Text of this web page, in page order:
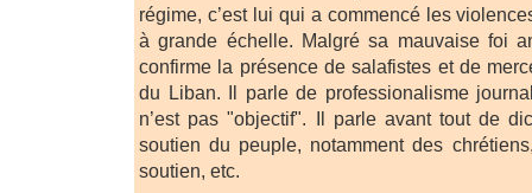
régime, c’est lui qui a commencé les
à grande échelle. Malgré sa mauvaise foi
confirme la présence de salafistes et de
du Liban. Il parle de professionalisme
n’est pas "objectif". Il parle avant tout de
soutien du peuple, notamment des
soutien, etc.